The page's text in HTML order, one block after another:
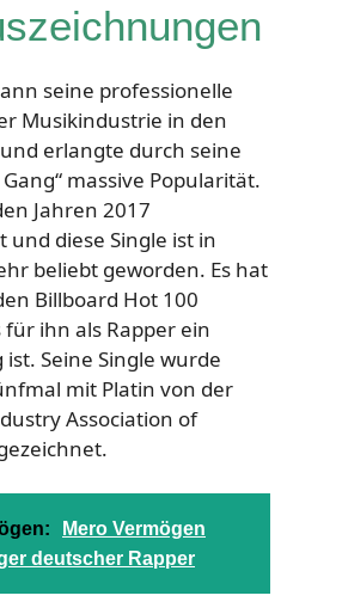
seine professionelle
Musikindustrie in den
erlangte durch seine
Gang“ massive Popularität.
Jahren 2017
diese Single ist in
beliebt geworden. Es hat
Billboard Hot 100
ihn als Rapper ein
Seine Single wurde
mit Platin von der
Association of
Mero Vermögen
deutscher Rapper